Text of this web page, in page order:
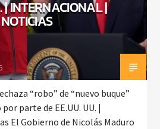
| INTERNACIONAL |
NOTICIAS
“robo” de “nuevo buque”
parte de EE.UU. UU. |
El Gobierno de Nicolás Maduro